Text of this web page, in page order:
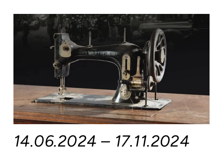
14.06.2024 – 17.11.2024